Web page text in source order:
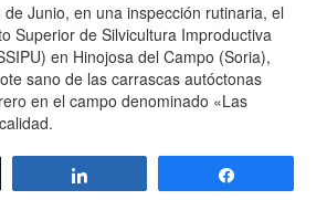
Junio, en una inspección rutinaria, el
Superior de Silvicultura Improductiva
en Hinojosa del Campo (Soria),
sano de las carrascas autóctonas
en el campo denominado «Las